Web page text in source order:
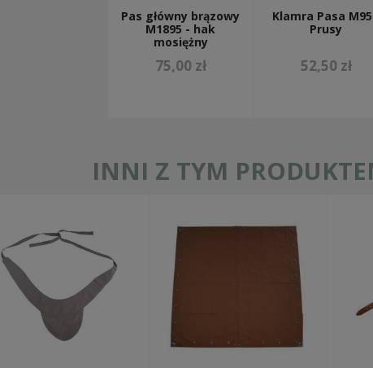
Pas główny brązowy
M1895 - hak
mosiężny
75,00 zł
Klamra Pasa
Prusy
52,50 zł
INNI Z TYM